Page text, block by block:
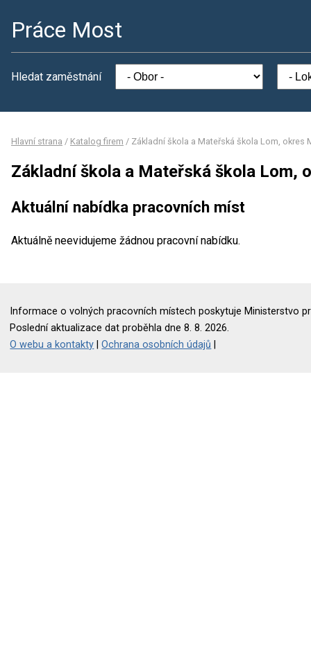
Práce Most
Hledat zaměstnání
Hlavní strana / Katalog firem / Základní škola a Mateřská škola Lom, okres
Základní škola a Mateřská škola Lom,
Aktuální nabídka pracovních míst
Aktuálně neevidujeme žádnou pracovní nabídku.
Informace o volných pracovních místech poskytuje Ministerstvo
Poslední aktualizace dat proběhla dne 8. 8. 2026.
O webu a kontakty |Ochrana osobních údajů